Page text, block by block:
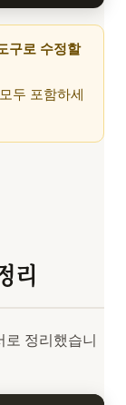
구로 수정할
두 포함하세
리
로 정리했습니